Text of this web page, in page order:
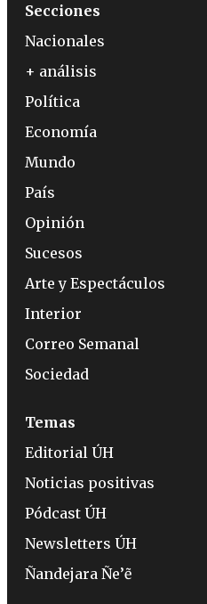
Secciones
Nacionales
+ análisis
Política
Economía
Mundo
País
Opinión
Sucesos
Arte y Espectáculos
Interior
Correo Semanal
Sociedad
Temas
Editorial ÚH
Noticias positivas
Pódcast ÚH
Newsletters ÚH
Ñandejara Ñe’ẽ